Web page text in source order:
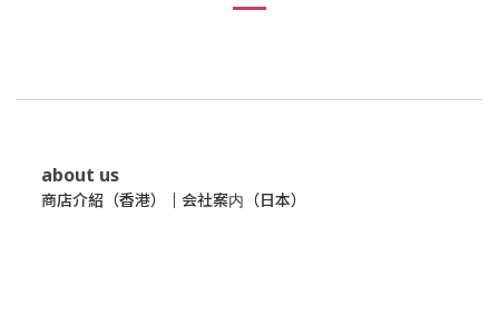
about us
商店介紹（香港） 会社案内（日本）